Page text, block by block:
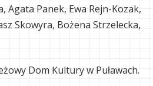
Agata Panek, Ewa Rejn-Kozak,
Skowyra, Bożena Strzelecka,
Dom Kultury w Puławach.